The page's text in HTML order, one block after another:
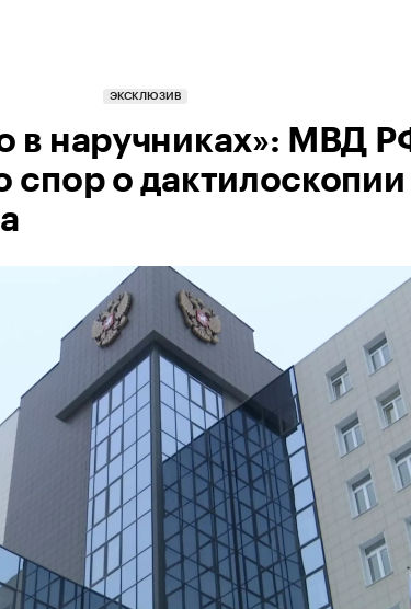
ЭКСКЛЮЗИВ
в наручниках»: МВД
спор о дактилоскопии